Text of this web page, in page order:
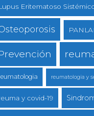
Eritematoso
reumatologia y
y covid-19